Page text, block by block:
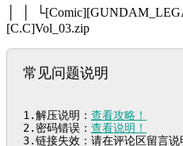
│ │
[C.C]Vol_03.zip
常见问题说明
1.解压说明： 查看攻略！
2.密码错误： 查看说明！
3.链接失效：请在评论区留言说